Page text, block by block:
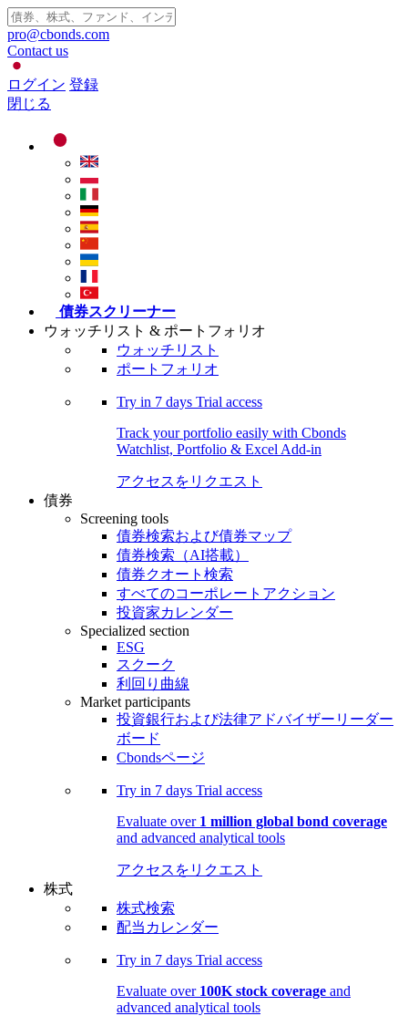
pro@cbonds.com
Contact us
ログイン 登録
閉じる
債券スクリーナー
ウォッチリスト & ポートフォリオ
ウォッチリスト
ポートフォリオ
Try in 7 days Trial access
Track your portfolio easily with Cbonds
Watchlist, Portfolio & Excel Add-in
アクセスをリクエスト
債券
Screening tools
債券検索および債券マップ
債券検索（AI搭載）
債券クオート検索
すべてのコーポレートアクション
投資家カレンダー
Specialized section
ESG
スクーク
利回り曲線
Market participants
投資銀行および法律アドバイザーリーダー
ボード
Cbondsページ
Try in 7 days Trial access
Evaluate over 1 million global bond coverage
and advanced analytical tools
アクセスをリクエスト
株式
株式検索
配当カレンダー
Try in 7 days Trial access
Evaluate over 100K stock coverage and
advanced analytical tools